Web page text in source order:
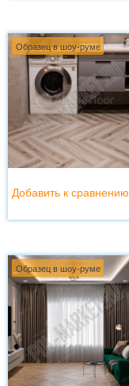
Образец в шоу-руме
Добавить к сравнению
Образец в шоу-руме